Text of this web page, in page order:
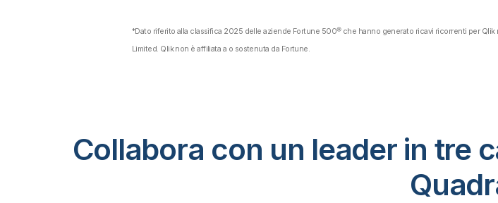
*Dato riferito alla classifica 2025 delle aziende Fortune 500® che hanno generato ricavi ricorrenti per
Limited. Qlik non è affiliata a o sostenuta da Fortune.
Collabora con un leader in tre